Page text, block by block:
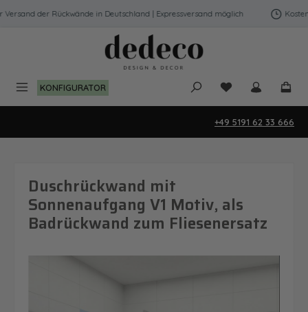
Zum Hauptinhalt springen
der Rückwände in Deutschland | Expressversand möglich
KONFIGURATOR Du hast 0
+49 5191 62 33 666
Duschrückwand mit
Sonnenaufgang V1 Motiv, als
Badrückwand zum Fliesenersatz